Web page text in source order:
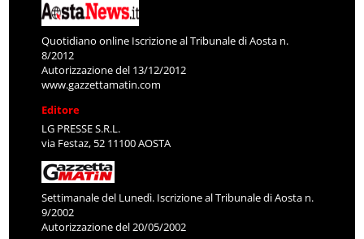
Quotidiano online Iscrizione al Tribunale di Aosta n.
8/2012
Autorizzazione del 13/12/2012
www.gazzettamatin.com
Editore
LG PRESSE S.R.L.
via Festaz, 52 11100 AOSTA
Settimanale del Lunedì. Iscrizione al Tribunale di Aosta n.
9/2002
Autorizzazione del 20/05/2002